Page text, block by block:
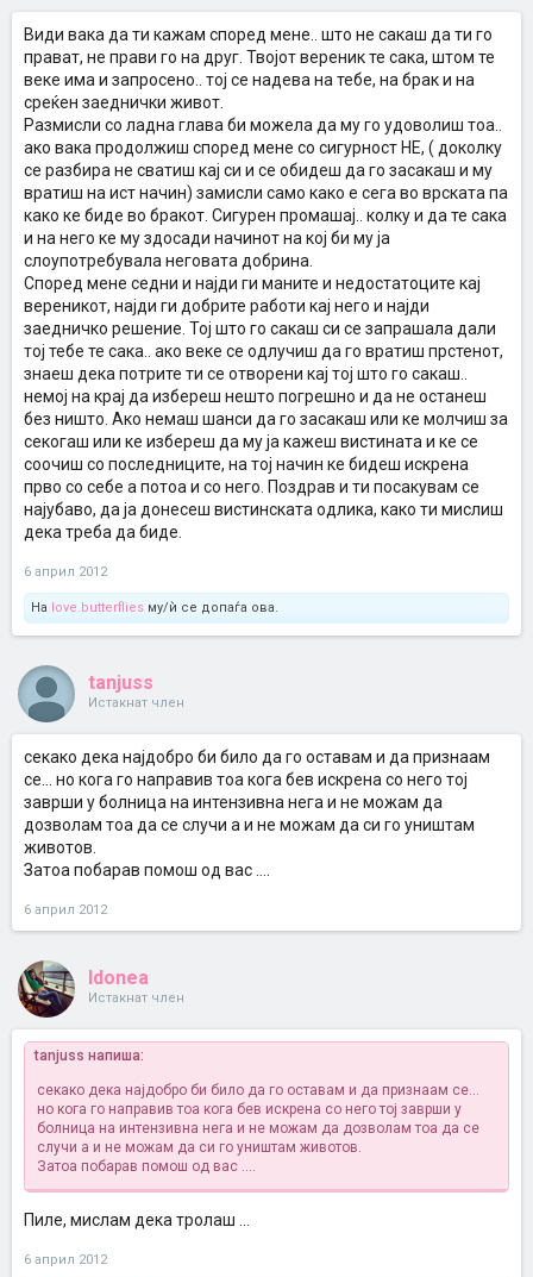
Види вака да ти кажам според мене.. што не сакаш да ти го
прават, не прави го на друг. Твојот вереник те сака, штом те
веке има и запросено.. тој се надева на тебе, на брак и на
среќен заеднички живот.
Размисли со ладна глава би можела да му го удоволиш тоа..
ако вака продолжиш според мене со сигурност НЕ, ( доколку
се разбира не сватиш кај си и се обидеш да го засакаш и му
вратиш на ист начин) замисли само како е сега во врската па
како ке биде во бракот. Сигурен промашај.. колку и да те сака
и на него ке му здосади начинот на кој би му ја
слоупотребувала неговата добрина.
Според мене седни и најди ги маните и недостатоците кај
вереникот, најди ги добрите работи кај него и најди
заедничко решение. Тој што го сакаш си се запрашала дали
тој тебе те сака.. ако веке се одлучиш да го вратиш прстенот,
знаеш дека потрите ти се отворени кај тој што го сакаш..
немој на крај да избереш нешто погрешно и да не останеш
без ништо. Ако немаш шанси да го засакаш или ке молчиш за
секогаш или ке избереш да му ја кажеш вистината и ке се
соочиш со последниците, на тој начин ке бидеш искрена
прво со себе а потоа и со него. Поздрав и ти посакувам се
најубаво, да ја донесеш вистинската одлика, како ти мислиш
дека треба да биде.
6 април 2012
На love.butterflies му/ѝ се допаѓа ова.
tanjuss
Истакнат член
секако дека најдобро би било да го оставам и да признаам
се... но кога го направив тоа кога бев искрена со него тој
заврши у болница на интензивна нега и не можам да
дозволам тоа да се случи а и не можам да си го уништам
животов.
Затоа побарав помош од вас ....
6 април 2012
Idonea
Истакнат член
tanjuss напиша:
секако дека најдобро би било да го оставам и да признаам се...
но кога го направив тоа кога бев искрена со него тој заврши у
болница на интензивна нега и не можам да дозволам тоа да се
случи а и не можам да си го уништам животов.
Затоа побарав помош од вас ....
Пиле, мислам дека тролаш ...
6 април 2012